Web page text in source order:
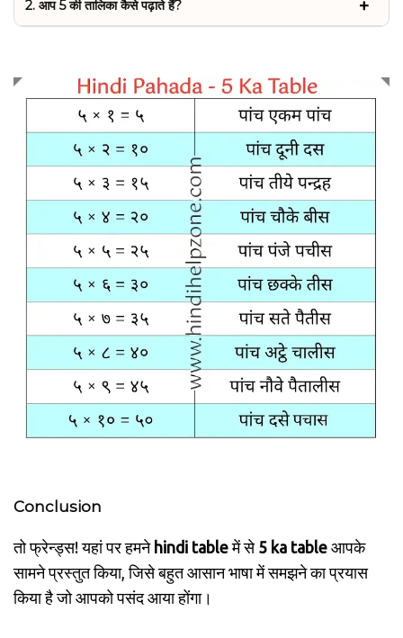
2. आप 5 की तालिका कैसे पढ़ाते हैं?
Conclusion
तो फ्रेन्ड्स! यहां पर हमने hindi tableमें से 5 ka table आपके
सामने प्रस्तुत किया, जिसे बहुत आसान भाषा में समझने का प्रयास
किया है जो आपको पसंद आया होंगा।